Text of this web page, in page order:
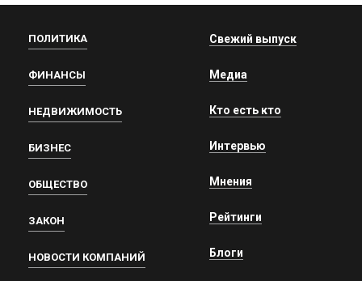
ПОЛИТИКА
ФИНАНСЫ
НЕДВИЖИМОСТЬ
БИЗНЕС
ОБЩЕСТВО
ЗАКОН
НОВОСТИ КОМПАНИЙ
Свежий выпуск
Медиа
Кто есть кто
Интервью
Мнения
Рейтинги
Блоги